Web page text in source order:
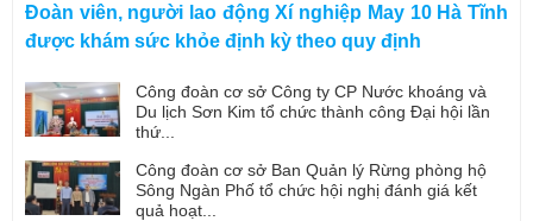
Đoàn viên, người lao động Xí nghiệp May 10 Hà Tĩnh
được khám sức khỏe định kỳ theo quy định
Công đoàn cơ sở Công ty CP Nước khoáng và
Du lịch Sơn Kim tổ chức thành công Đại hội lần
thứ...
Công đoàn cơ sở Ban Quản lý Rừng phòng hộ
Sông Ngàn Phố tổ chức hội nghị đánh giá kết
quả hoạt...